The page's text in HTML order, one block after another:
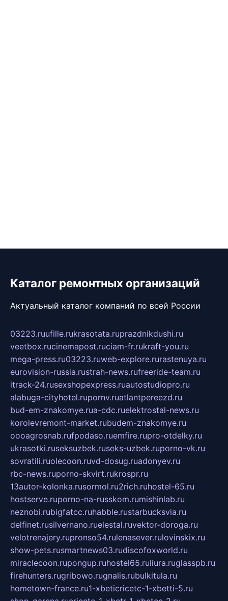
Каталог ремонтных организаций
Актуальный каталог компаний по всей России
03223.ruufille.rukrasotata.ruprazdnikdushi.ru
veetbox.rucinemapost.ruciam-fr.rukraft-you.ru
mega-press.ru03223.ruweb-explore.rurastenuya.ru
eurovision-russia.rustrah-news.rufreeride-team.ru
itrack-24.rusexshopexpress.ruautostudiopro.ru
alabuga-cityhotel.rupornv.ruatlantpereezd.ru
bud-em-znakomye.rua-cdc.ruelektrostal-news.ru
korolevremont-market.rubudem-znakomye.ru
oooagrosnab.rufpodaso.ruemfire.rupro-otdelky.ru
ukrasotki.ruseksuzbek.ruseks-uzbek.ruporno-vk.ru
sovratili.ruolecoon.ruvd-dosug.ruadonyev.ru
rbc-news.ruporno-skvirt.rukrospr.ru
13autor-kolonka.rusormol.ru2rich.ruhostel-65.ru
hostserve.ruporno-na-russkom.rumishinlab.ru
neznobi.rubigfatcc.ruhabble.rustarbucksvia.ru
delfinet.rusilvernano.ruelestal.ruvektor-doroga.ru
velotrenajery.rupronso54.rulenasever.rulovinskix.ru
show-pets.rusmartnews03.rudiscofoxworld.ru
miraclecoon.rupongup.ruhostel65.ruliura.ruglasspb.ru
firehunters.rugribowo.rugnalis.rubulkitula.ru
hometown-france.ru1-xbeticricetc-1-xbetti-5.ru